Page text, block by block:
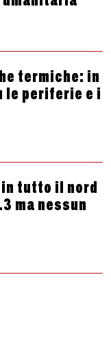
termiche: in
le periferie e i
tutto il nord
ma nessun